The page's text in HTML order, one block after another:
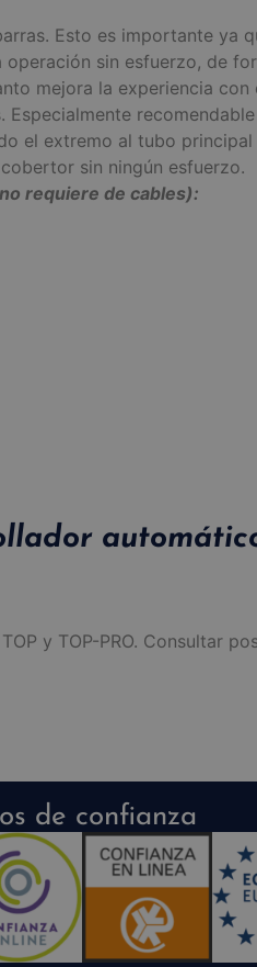
Esto es importante ya
sin esfuerzo, de
mejora la experiencia con
el extremo al tubo
sin ningún esfuerzo.
requiere de cables):
y TOP-PRO. Consultar
de confianza